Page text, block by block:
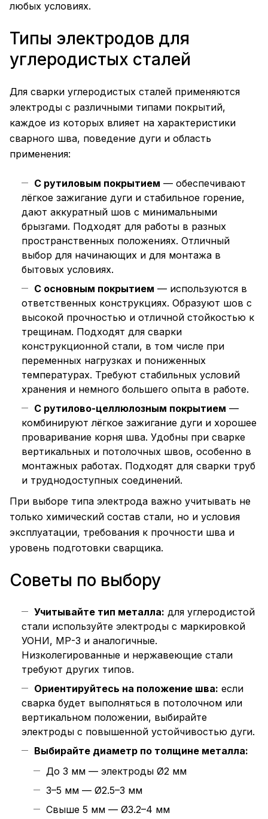
любых условиях.
Типы электродов для
углеродистых сталей
Для сварки углеродистых сталей применяются
электроды с различными типами покрытий,
каждое из которых влияет на характеристики
сварного шва, поведение дуги и область
применения:
С рутиловым покрытием — обеспечивают
лёгкое зажигание дуги и стабильное горение,
дают аккуратный шов с минимальными
брызгами. Подходят для работы в разных
пространственных положениях. Отличный
выбор для начинающих и для монтажа в
бытовых условиях.
С основным покрытием — используются в
ответственных конструкциях. Образуют шов с
высокой прочностью и отличной стойкостью к
трещинам. Подходят для сварки
конструкционной стали, в том числе при
переменных нагрузках и пониженных
температурах. Требуют стабильных условий
хранения и немного большего опыта в работе.
С рутилово-целлюлозным покрытием —
комбинируют лёгкое зажигание дуги и хорошее
проваривание корня шва. Удобны при сварке
вертикальных и потолочных швов, особенно в
монтажных работах. Подходят для сварки труб
и труднодоступных соединений.
При выборе типа электрода важно учитывать не
только химический состав стали, но и условия
эксплуатации, требования к прочности шва и
уровень подготовки сварщика.
Советы по выбору
Учитывайте тип металла: для углеродистой
стали используйте электроды с маркировкой
УОНИ, МР-3 и аналогичные.
Низколегированные и нержавеющие стали
требуют других типов.
Ориентируйтесь на положение шва: если
сварка будет выполняться в потолочном или
вертикальном положении, выбирайте
электроды с повышенной устойчивостью дуги.
Выбирайте диаметр по толщине металла:
До 3 мм — электроды Ø2 мм
3–5 мм — Ø2.5–3 мм
Свыше 5 мм — Ø3.2–4 мм